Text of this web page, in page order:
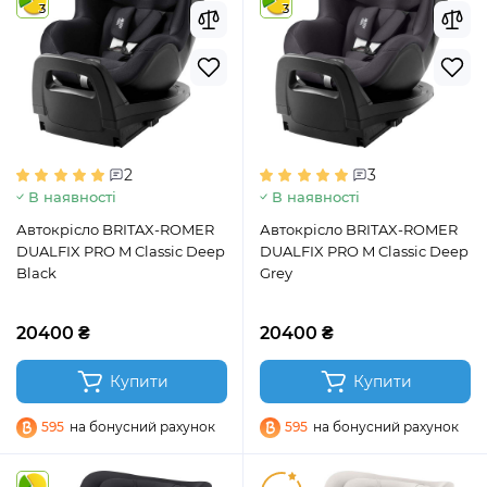
3
2
В наявності
Автокрісло BRITAX-ROMER
DUALFIX PRO M Classic Deep
Black
20400 ₴
Купити
595 на бонусний рахунок
3
3
В наявності
Автокрісло BRITAX-ROMER
DUALFIX PRO M Classic Deep
Grey
20400 ₴
Купити
595 на бонусний рахунок